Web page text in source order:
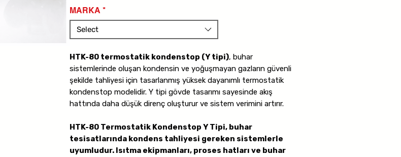
MARKA *
Select
HTK-80 termostatik kondenstop (Y tipi), buhar
sistemlerinde oluşan kondensin ve yoğuşmayan gazların güvenli
şekilde tahliyesi için tasarlanmış yüksek dayanımlı termostatik
kondenstop modelidir. Y tipi gövde tasarımı sayesinde akış
hattında daha düşük direnç oluşturur ve sistem verimini artırır.
HTK-80 Termostatik Kondenstop Y Tipi, buhar
tesisatlarında kondens tahliyesi gereken sistemlerle
uyumludur. Isıtma ekipmanları, proses hatları ve buhar